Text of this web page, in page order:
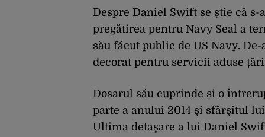
Despre Daniel Swift se știe că
pregătirea pentru Navy Seal a
său făcut public de US Navy.
decorat pentru servicii aduse
Dosarul său cuprinde și o
parte a anului 2014 şi sfârşitul
Ultima detaşare a lui Daniel